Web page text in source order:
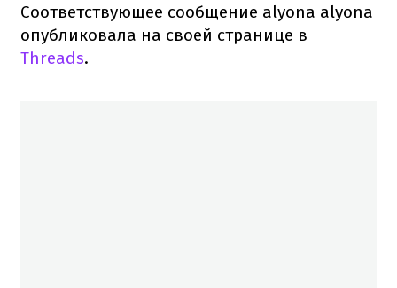
Соответствующее сообщение alyona alyona
опубликовала на своей странице в
Threads.